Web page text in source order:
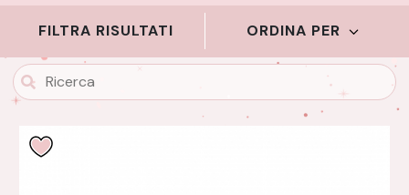
FILTRA RISULTATI ORDINA PER